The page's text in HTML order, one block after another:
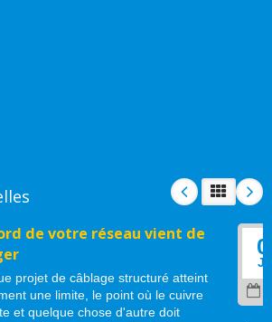
de votre réseau vient de
projet de câblage structuré atteint
une limite, le point où le cuivre
et quelque chose d'autre doit